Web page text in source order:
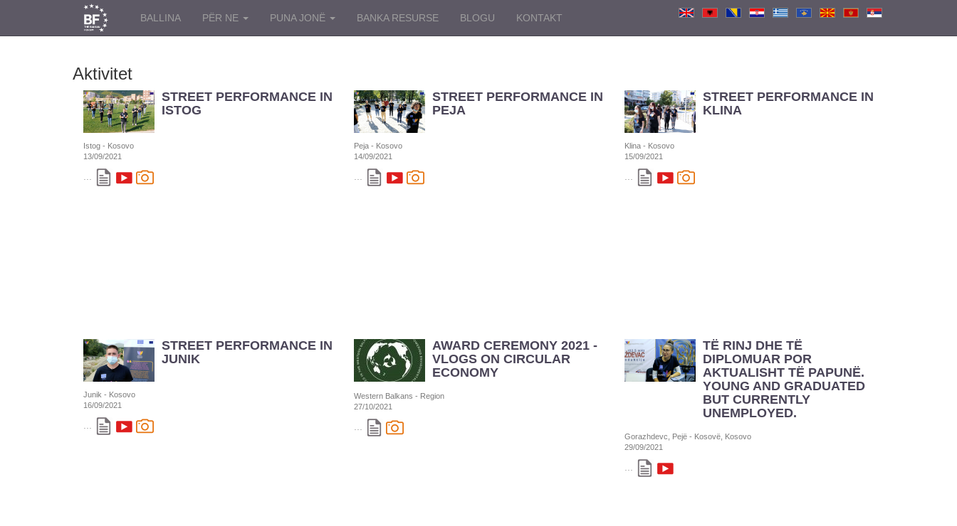
BALLINA PËR NE PUNA JONË BANKA RESURSE BLOGU KONTAKT
Aktivitet
STREET PERFORMANCE IN
ISTOG
Istog - Kosovo
13/09/2021
...
STREET PERFORMANCE IN
PEJA
Peja - Kosovo
14/09/2021
...
STREET PERFORMANCE IN
KLINA
Klina - Kosovo
15/09/2021
...
STREET PERFORMANCE IN
JUNIK
Junik - Kosovo
16/09/2021
...
AWARD CEREMONY 2021 -
VLOGS ON CIRCULAR
ECONOMY
Western Balkans - Region
27/10/2021
...
TË RINJ DHE TË
DIPLOMUAR POR
AKTUALISHT TË PAPUNË.
YOUNG AND GRADUATED
BUT CURRENTLY
UNEMPLOYED.
Gorazhdevc, Pejë - Kosovë, Kosovo
29/09/2021
...